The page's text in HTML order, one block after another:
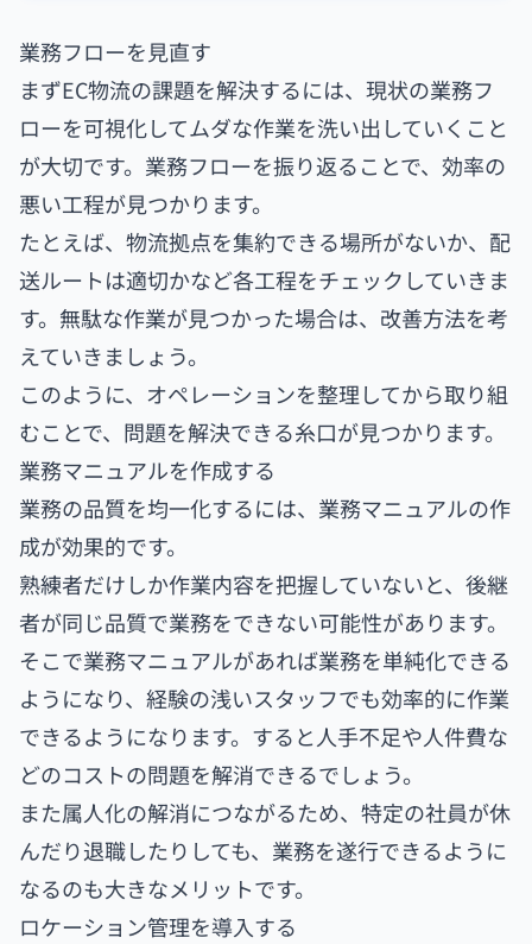
業務フローを見直す
まずEC物流の課題を解決するには、現状の業務フ
ローを可視化してムダな作業を洗い出していくこと
が大切です。業務フローを振り返ることで、効率の
悪い工程が見つかります。
たとえば、物流拠点を集約できる場所がないか、配
送ルートは適切かなど各工程をチェックしていきま
す。無駄な作業が見つかった場合は、改善方法を考
えていきましょう。
このように、オペレーションを整理してから取り組
むことで、問題を解決できる糸口が見つかります。
業務マニュアルを作成する
業務の品質を均一化するには、業務マニュアルの作
成が効果的です。
熟練者だけしか作業内容を把握していないと、後継
者が同じ品質で業務をできない可能性があります。
そこで業務マニュアルがあれば業務を単純化できる
ようになり、経験の浅いスタッフでも効率的に作業
できるようになります。すると人手不足や人件費な
どのコストの問題を解消できるでしょう。
また属人化の解消につながるため、特定の社員が休
んだり退職したりしても、業務を遂行できるように
なるのも大きなメリットです。
ロケーション管理を導入する